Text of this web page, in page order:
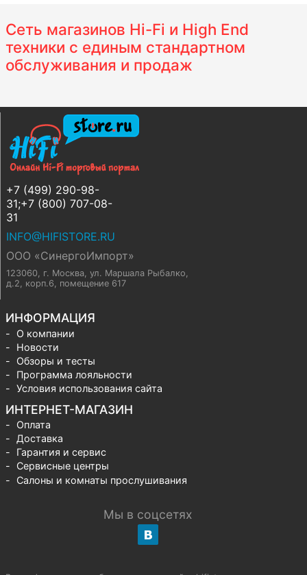
Сеть магазинов Hi-Fi и High End
техники с единым стандартном
обслуживания и продаж
+7 (499) 290-98-
31;+7 (800) 707-08-
31
INFO@HIFISTORE.RU
ООО «СинергоИмпорт»
123060, г. Москва, ул. Маршала Рыбалко,
д.2, корп.6, помещение 617
ИНФОРМАЦИЯ
О компании
Новости
Обзоры и тесты
Программа лояльности
Условия использования сайта
ИНТЕРНЕТ-МАГАЗИН
Оплата
Доставка
Гарантия и сервис
Сервисные центры
Салоны и комнаты прослушивания
Мы в соцсетях